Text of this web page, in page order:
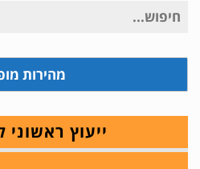
חיפוש
מהירות
ייעוץ